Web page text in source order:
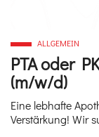
PTA oder
(m/w/d)
ALLGEMEIN
Eine lebhafte
Verstärkung! Wir